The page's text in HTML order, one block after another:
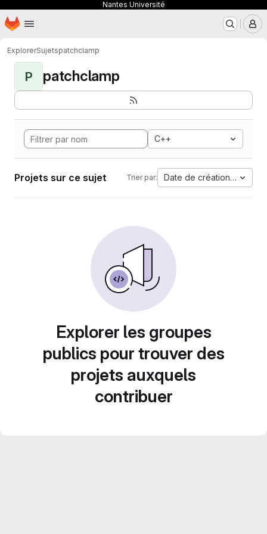
Nantes Université
Passer au contenu principal
Page d'accueil
ExplorerSujetspatchclamp
P patchclamp
C++
Projets sur ce sujet Trier par: Date de création la plus
Explorer les groupes
publics pour trouver des
projets auxquels
contribuer